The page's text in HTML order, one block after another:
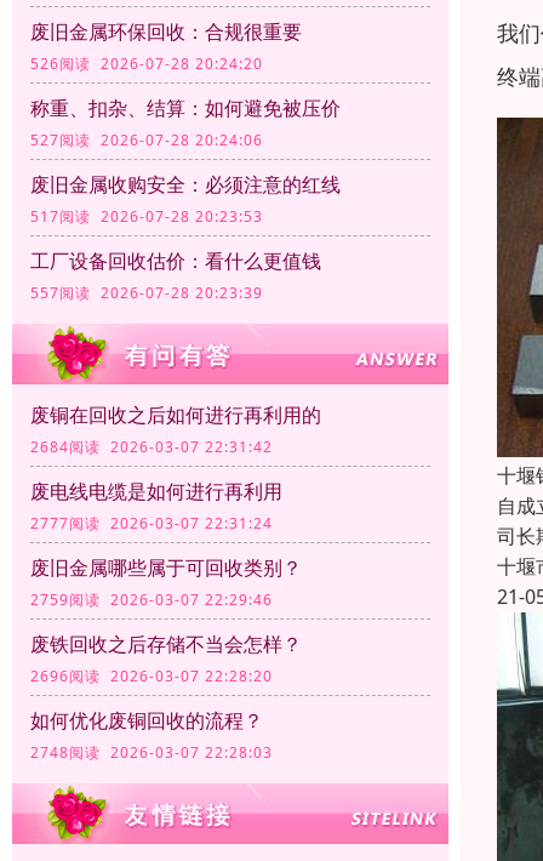
废旧金属环保回收：合规很重要
526阅读 2026-07-28 20:24:20
称重、扣杂、结算：如何避免被压价
527阅读 2026-07-28 20:24:06
废旧金属收购安全：必须注意的红线
517阅读 2026-07-28 20:23:53
工厂设备回收估价：看什么更值钱
557阅读 2026-07-28 20:23:39
废铜在回收之后如何进行再利用的
2684阅读 2026-03-07 22:31:42
废电线电缆是如何进行再利用
2777阅读 2026-03-07 22:31:24
废旧金属哪些属于可回收类别？
2759阅读 2026-03-07 22:29:46
废铁回收之后存储不当会怎样？
2696阅读 2026-03-07 22:28:20
如何优化废铜回收的流程？
2748阅读 2026-03-07 22:28:03
我
终
十堰
自
司长
十堰
21-